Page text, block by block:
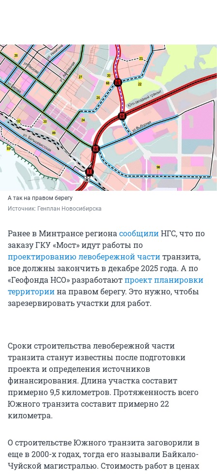
А так на правом берегу
Источник: Генплан Новосибирска
Ранее в Минтрансе региона сообщилиНГС, что по
заказу ГКУ «Мост» идут работы по
проектированию левобережной частитранзита,
все должны закончить в декабре 2025 года. А по
«Геофонда НСО» разработаютпроект планировки
территориина правом берегу. Это нужно, чтобы
зарезервировать участки для работ.
Сроки строительства левобережной части
транзита станут известны после подготовки
проекта и определения источников
финансирования. Длина участка составит
примерно 9,5 километров. Протяженность всего
Южного транзита составит примерно 22
километра.
О строительстве Южного транзита заговорили в
еще в 2000-х годах, тогда его называли Байкало-
Чуйской магистралью. Стоимость работ в ценах